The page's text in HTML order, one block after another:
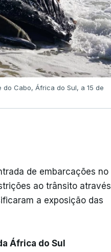
Cabo, África do Sul, a 15 de
de embarcações no
ao trânsito através
a exposição das
África do Sul